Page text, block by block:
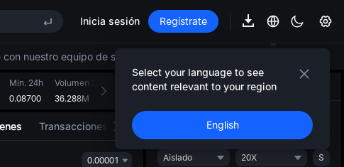
Unitree ya en vivo
Inicia sesión Regístrate
Select your language to see
content relevant to your region
English
nuestro equipo de servicio al cliente.
Mín. 24h
0.08700
Volumen 24h(PI)
36.288M
Vol. operaciones 24h(USDT)
Transacciones Impulsores del mercado
0.00001
Operar Estrategia de IA
Abrir
Aislado 20X S